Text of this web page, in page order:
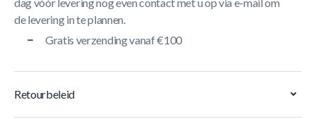
de levering in te plannen.
Gratis verzending vanaf €100
Retourbeleid